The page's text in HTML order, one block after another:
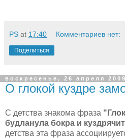
PS at 17:40 Комментариев нет:
Поделиться
воскресенье, 26 апреля
О глокой куздре
С детства знакома фраза
будланула бокра и
детства эта фраза